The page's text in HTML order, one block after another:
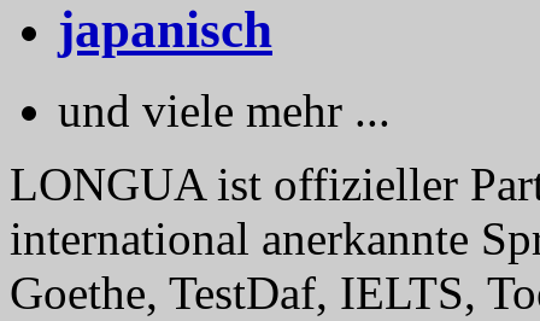
japanisch
und viele mehr ...
LONGUA ist offizieller
international anerkannte
Goethe, TestDaf, IELTS,